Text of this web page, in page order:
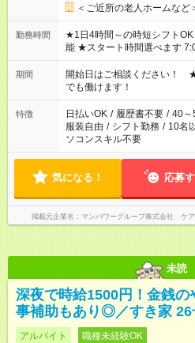
＜ご近所の老人ホームなど
勤務時間
★1日4時間～の時短シフトOK ★もちろんフルタイムシフトも可
能 ★スタート時間選べます
20:00 など 残業なし！ ※Wワークの場合、他のお仕事と合わせ
週40時間超の就業はご案内
間以上勤務は社会保険への加
（日雇い派遣の原則禁止）に
案内が難しい場合があります
期間
開始日はご相談ください！
でも働けます！
特徴 日払いOK / 履歴書不要 / 40～
服装自由 / シフト勤務 / 10名
ソコンスキル不要
気になる！ 応募
掲載元企業名 マンパワーグループ株式会社 ケ
未読
深夜で時給1500円！金銭
事補助もあり◎／すき家 26
アルバイト 職種未経験OK